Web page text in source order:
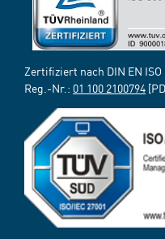
Zertifiziert nach DIN EN
Reg.-Nr.: 01 100 2100794